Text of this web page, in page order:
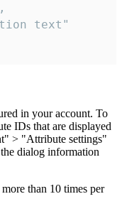
text"
in your account. To
IDs that are displayed
> "Attribute settings"
dialog information
than 10 times per